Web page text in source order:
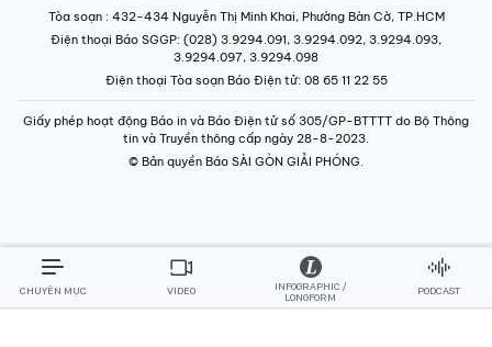
Điện thoại Báo SGGP : (028) 3.9294.091, 3.9294.092, 3.9294.093,
3.9294.097, 3.9294.098
Điện thoại Tòa soạn Báo Điện tử : 08 65 11 22 55
Giấy phép hoạt động Báo in và Báo Điện tử số 305/GP-BTTTT do Bộ Thông
© Bản quyền Báo SÀI GÒN GIẢI PHÓNG.
CHUYÊN MỤC VIDEO
INFOGRAPHIC /
LONGFORM
PODCAST